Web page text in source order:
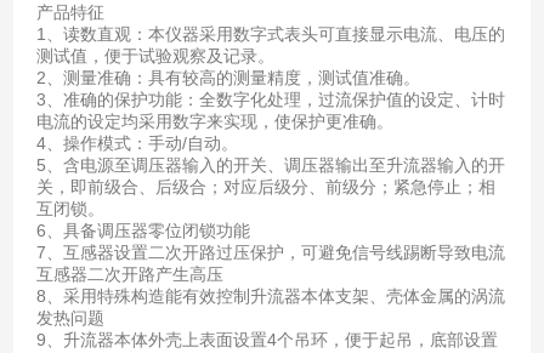
产品特征
1、读数直观：本仪器采用数字式表头可直接显示电流、电压的
测试值，便于试验观察及记录。
2、测量准确：具有较高的测量精度，测试值准确。
3、准确的保护功能：全数字化处理，过流保护值的设定、计时
电流的设定均采用数字来实现，使保护更准确。
4、操作模式：手动/自动。
5、含电源至调压器输入的开关、调压器输出至升流器输入的开
关，即前级合、后级合；对应后级分、前级分；紧急停止；相
互闭锁。
6、具备调压器零位闭锁功能
7、互感器设置二次开路过压保护，可避免信号线踢断导致电流
互感器二次开路产生高压
8、采用特殊构造能有效控制升流器本体支架、壳体金属的涡流
发热问题
9、升流器本体外壳上表面设置4个吊环，便于起吊，底部设置